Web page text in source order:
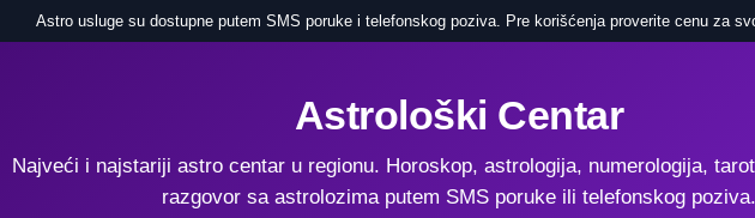
Astro usluge su dostupne putem SMS poruke i telefonskog poziva. Pre korišćenja proverite cenu za
Astrološki Centar
Najveći i najstariji astro centar u regionu. Horoskop, astrologija, numerologija,
razgovor sa astrolozima putem SMS poruke ili telefonskog poziva.